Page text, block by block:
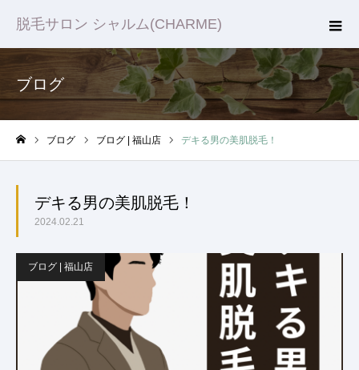
脱毛サロン シャルム(CHARME)
ブログ
ブログ ブログ | 福山店 デキる男の美肌脱毛！
デキる男の美肌脱毛！
2024.02.21
ブログ | 福山店